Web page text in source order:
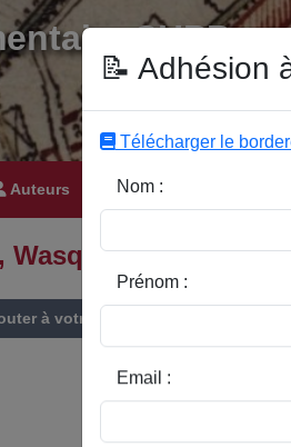
SHPP
Auteurs Editeurs
Wasquehal en Ferrain
à votre liste
📝 Adhésion
Télécharger le
Nom :
Prénom :
Email :